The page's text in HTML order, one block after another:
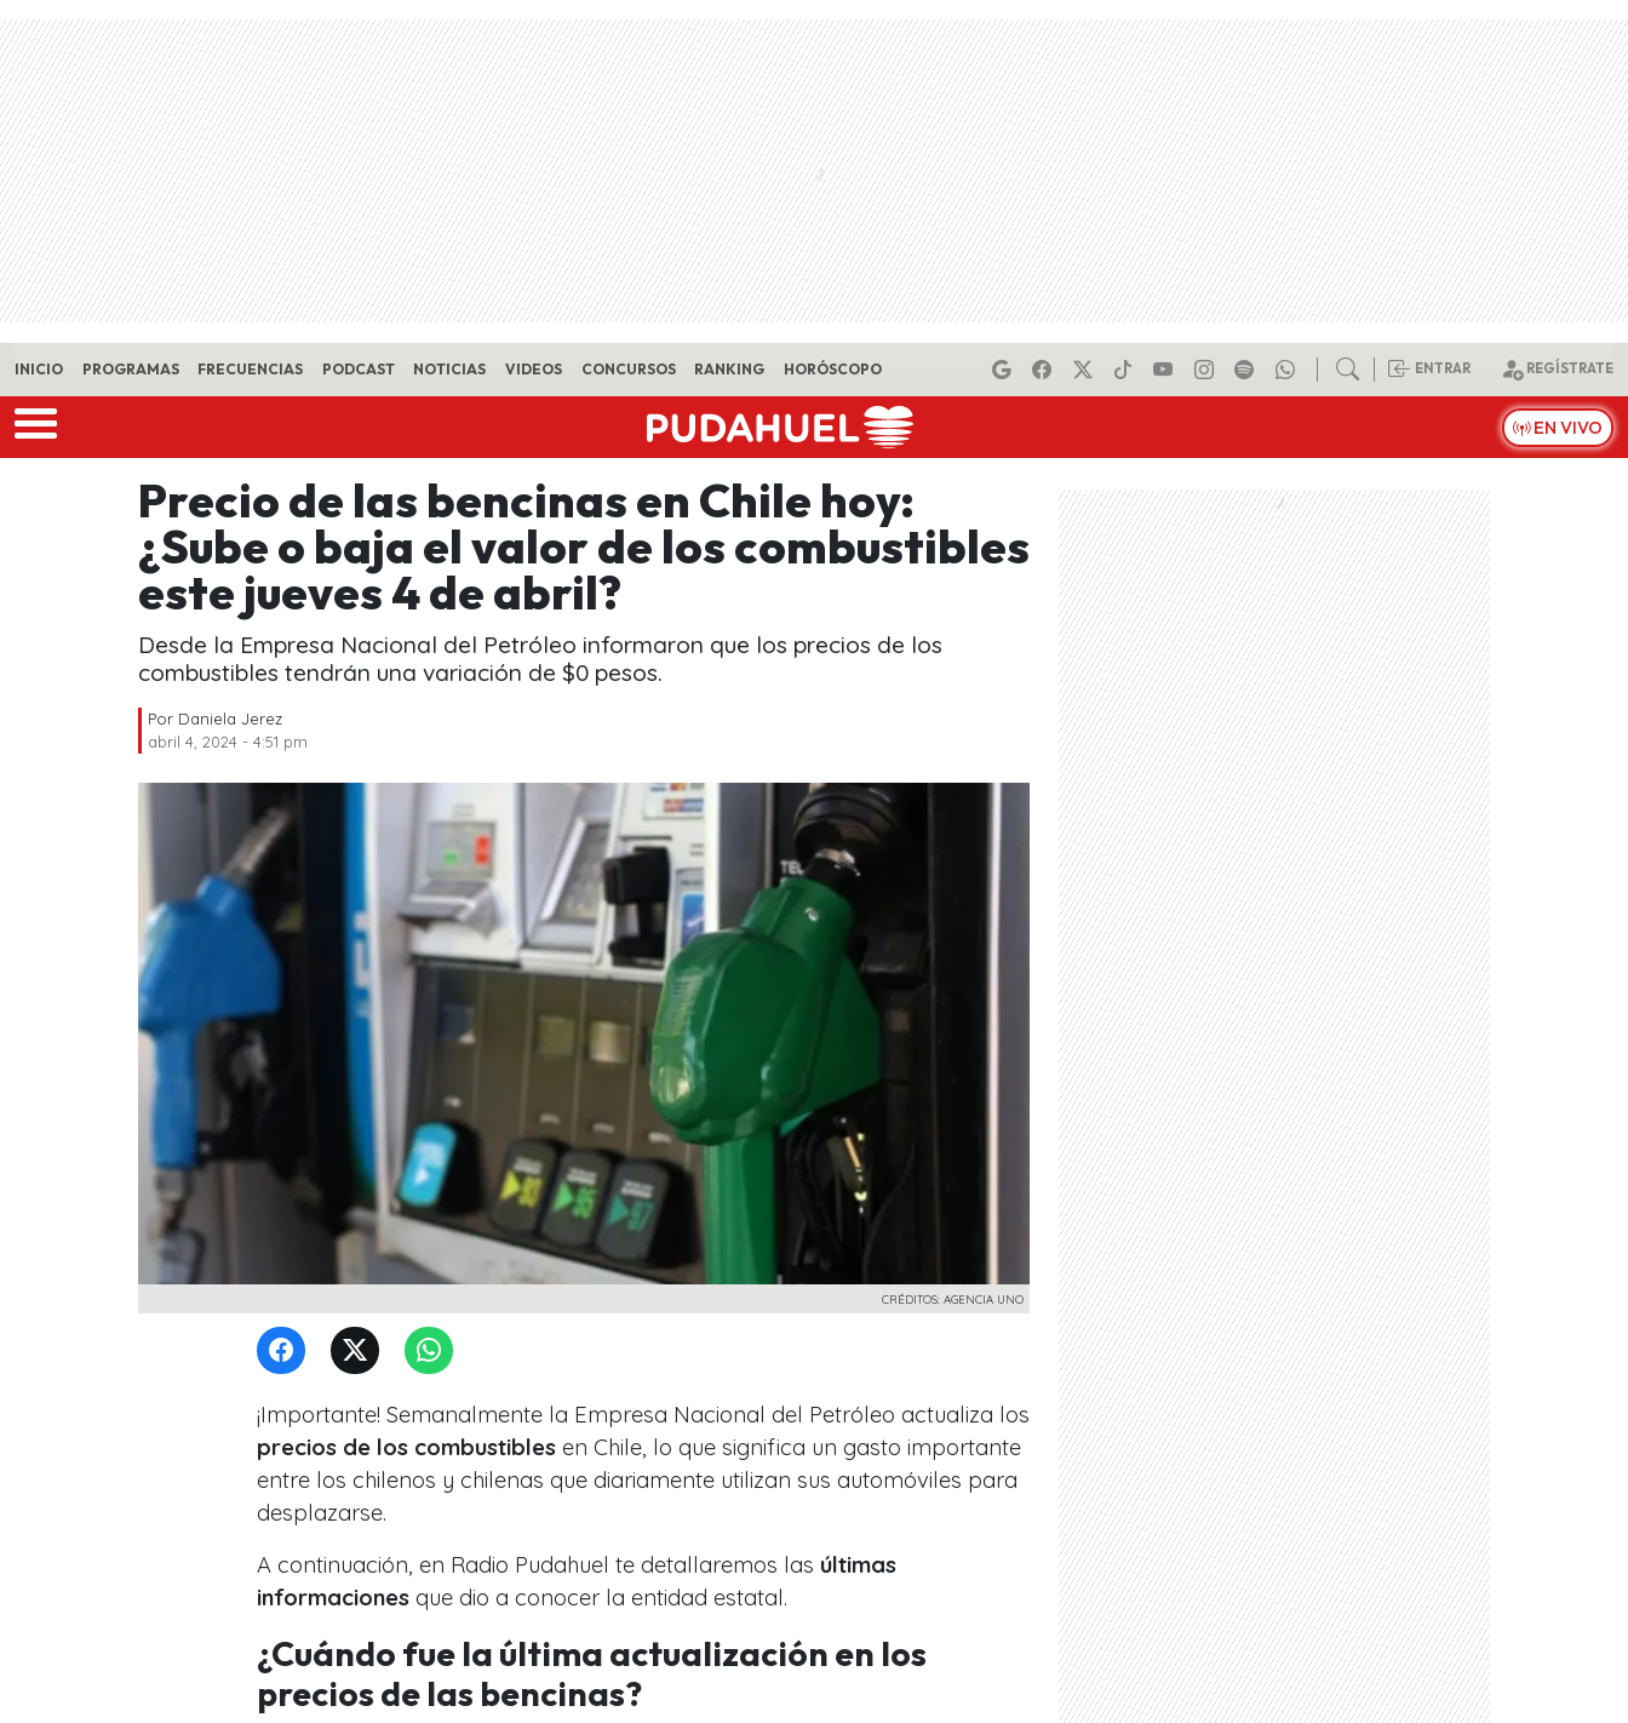
Skip to main content
INICIO PROGRAMAS FRECUENCIAS PODCAST NOTICIAS VIDEOS CONCURSOS RANKING HORÓSCOPO ENTRAR REGÍSTRATE
EN VIVO
Precio de las bencinas en Chile hoy:
¿Sube o baja el valor de los combustibles
este jueves 4 de abril?
Desde la Empresa Nacional del Petróleo informaron que los precios de los
combustibles tendrán una variación de $0 pesos.
Por Daniela Jerez
abril 4, 2024 - 4:51 pm
CRÉDITOS: AGENCIA UNO
¡Importante! Semanalmente la Empresa Nacional del Petróleo actualiza los
precios de los combustibles en Chile, lo que significa un gasto importante
entre los chilenos y chilenas que diariamente utilizan sus automóviles para
desplazarse.
A continuación, en Radio Pudahuel te detallaremos las últimas
informaciones que dio a conocer la entidad estatal.
¿Cuándo fue la última actualización en los
precios de las bencinas?